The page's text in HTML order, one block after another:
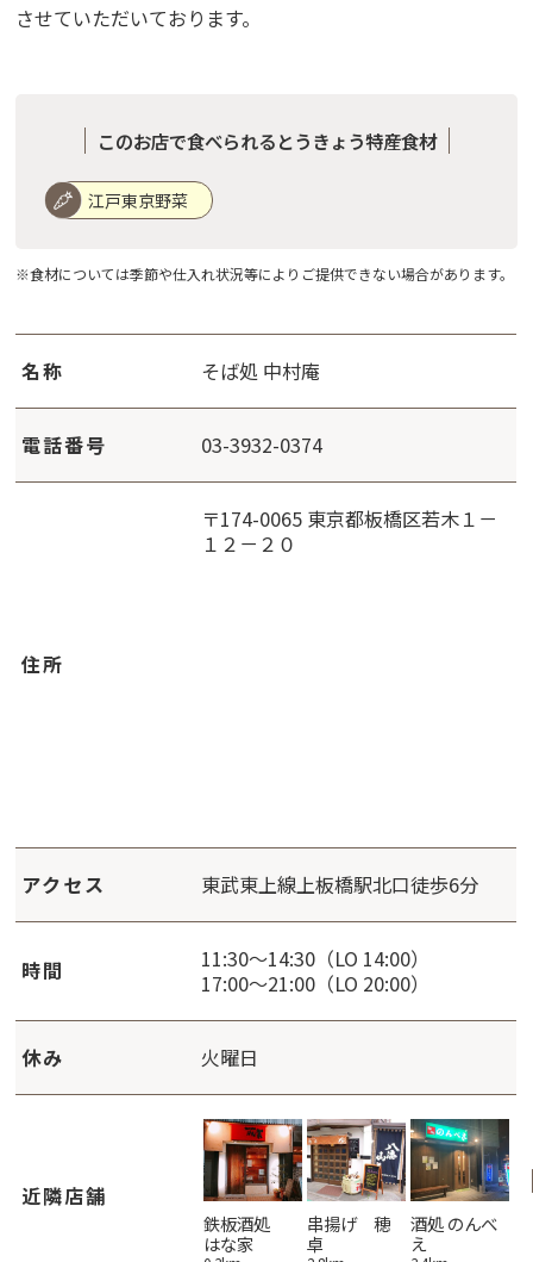
させていただいております。
このお店で食べられるとうきょう特産食材
江戸東京野菜
※食材については季節や仕入れ状況等によりご提供できない場合があります。
名称 そば処 中村庵
電話番号 03-3932-0374
住所
〒174-0065 東京都板橋区若木１－
１２－２０
アクセス 東武東上線上板橋駅北口徒歩6分
時間
11:30～14:30（LO 14:00）
17:00～21:00（LO 20:00）
休み 火曜日
近隣店舗
鉄板酒処
はな家
串揚げ 穂
卓
酒処 のんべ
え